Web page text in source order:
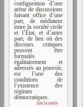
configuration d’une
arène de discussions
faisant office d’une
part, de médiateur
entre la société civile
et l’État, et d’autre
part, de lieu où des
discours critiques
peuvent être
formulés
égalitairement et
adressés au pouvoir,
est l’une des
conditions de
l’existence des
régimes
démocratiques.
lire la suite